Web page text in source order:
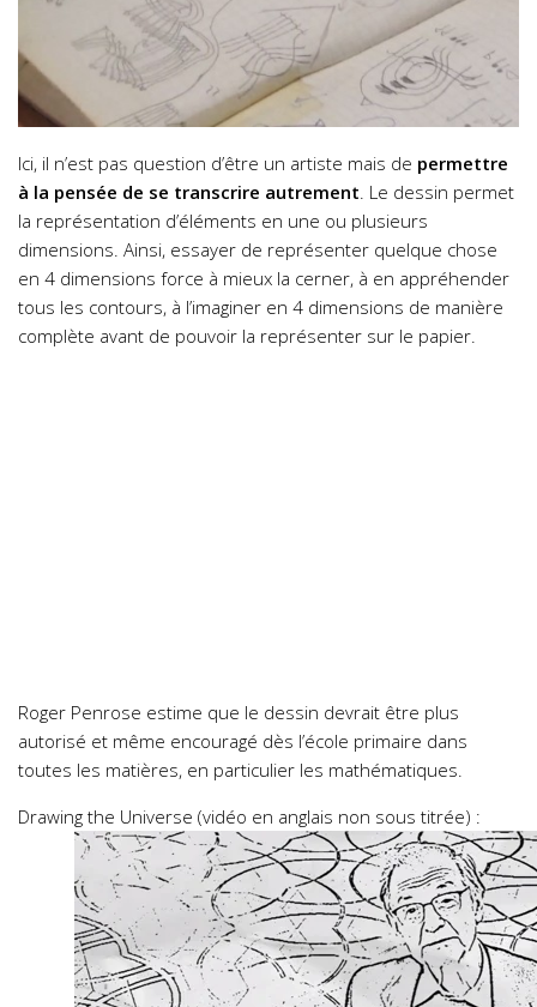
Ici, il n’est pas question d’être un artiste mais de permettre
à la pensée de se transcrire autrement. Le dessin permet
la représentation d’éléments en une ou plusieurs
dimensions. Ainsi, essayer de représenter quelque chose
en 4 dimensions force à mieux la cerner, à en appréhender
tous les contours, à l’imaginer en 4 dimensions de manière
complète avant de pouvoir la représenter sur le papier.
Roger Penrose estime que le dessin devrait être plus
autorisé et même encouragé dès l’école primaire dans
toutes les matières, en particulier les mathématiques.
Drawing the Universe (vidéo en anglais non sous titrée) :